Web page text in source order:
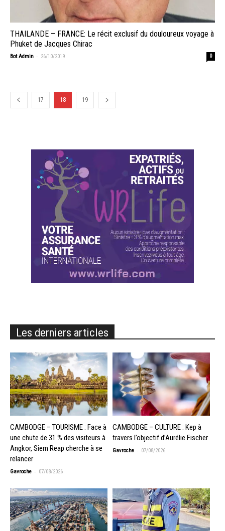
THAILANDE – FRANCE: Le récit exclusif du douloureux voyage à
Phuket de Jacques Chirac
Bot Admin - 26/10/2019 0
17 18 19
Les derniers articles
CAMBODGE – TOURISME : Face à
une chute de 31 % des visiteurs à
Angkor, Siem Reap cherche à se
relancer
Gavroche - 07/08/2026
CAMBODGE – CULTURE : Kep à
travers l’objectif d’Aurélie Fischer
Gavroche - 07/08/2026